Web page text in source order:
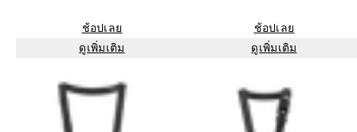
ช้อปเลย
ดูเพิ่มเติม
ช้อปเลย
ดูเพิ่มเติม